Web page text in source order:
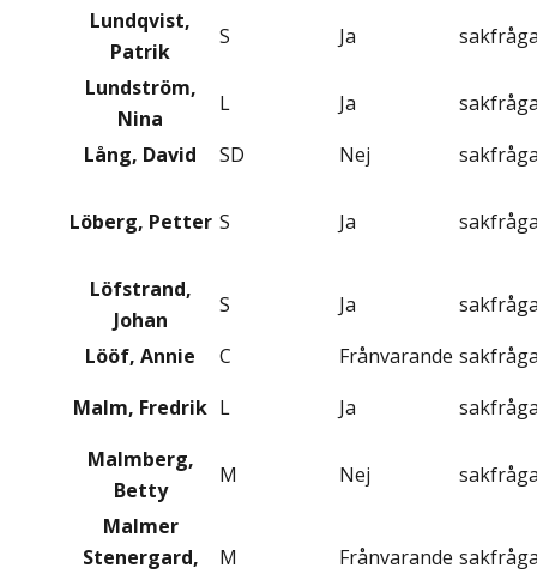
Lundqvist,
Patrik
S Ja
Lundström,
Nina
L Ja
Lång, David
SD Nej
Löberg, Petter S Ja
Löfstrand,
Johan
S Ja
Lööf, Annie
C Frånvarande
Malm, Fredrik L Ja
Malmberg,
Betty
M Nej
Malmer
Stenergard,
M Frånvarande